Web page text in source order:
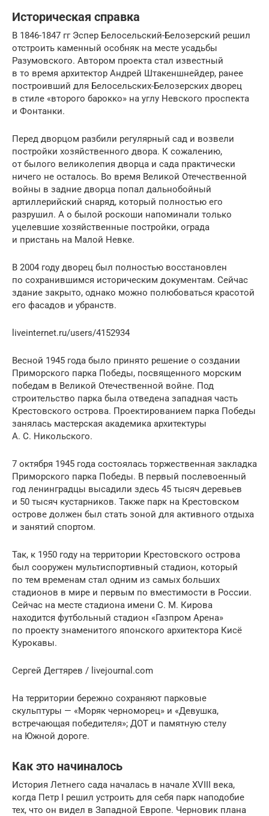
Историческая справка
В 1846-1847 гг Эспер Белосельский-Белозерский решил
отстроить каменный особняк на месте усадьбы
Разумовского. Автором проекта стал известный
в то время архитектор Андрей Штакеншнейдер, ранее
построивший для Белосельских-Белозерских дворец
в стиле «второго барокко» на углу Невского проспекта
и Фонтанки.
Перед дворцом разбили регулярный сад и возвели
постройки хозяйственного двора. К сожалению,
от былого великолепия дворца и сада практически
ничего не осталось. Во время Великой Отечественной
войны в задние дворца попал дальнобойный
артиллерийский снаряд, который полностью его
разрушил. А о былой роскоши напоминали только
уцелевшие хозяйственные постройки, ограда
и пристань на Малой Невке.
В 2004 году дворец был полностью восстановлен
по сохранившимся историческим документам. Сейчас
здание закрыто, однако можно полюбоваться красотой
его фасадов и убранств.
liveinternet.ru/users/4152934
Весной 1945 года было принято решение о создании
Приморского парка Победы, посвященного морским
победам в Великой Отечественной войне. Под
строительство парка была отведена западная часть
Крестовского острова. Проектированием парка Победы
занялась мастерская академика архитектуры
А. С. Никольского.
7 октября 1945 года состоялась торжественная закладка
Приморского парка Победы. В первый послевоенный
год ленинградцы высадили здесь 45 тысяч деревьев
и 50 тысяч кустарников. Также парк на Крестовском
острове должен был стать зоной для активного отдыха
и занятий спортом.
Так, к 1950 году на территории Крестовского острова
был сооружен мультиспортивный стадион, который
по тем временам стал одним из самых больших
стадионов в мире и первым по вместимости в России.
Сейчас на месте стадиона имени С. М. Кирова
находится футбольный стадион «Газпром Арена»
по проекту знаменитого японского архитектора Кисё
Курокавы.
Сергей Дегтярев / livejournal.com
На территории бережно сохраняют парковые
скульптуры — «Моряк черноморец» и «Девушка,
встречающая победителя»; ДОТ и памятную стелу
на Южной дороге.
Как это начиналось
История Летнего сада началась в начале XVIII века,
когда Петр I решил устроить для себя парк наподобие
тех, что он видел в Западной Европе. Черновик плана